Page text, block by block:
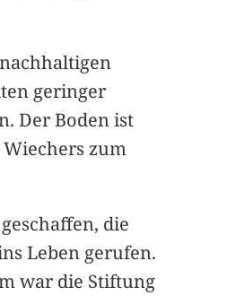
geringer
Der Boden ist
zum
die
Leben gerufen.
war die Stiftung